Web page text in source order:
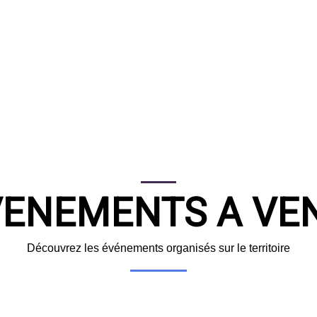
A
Découvrez les événements organisés sur le territoire